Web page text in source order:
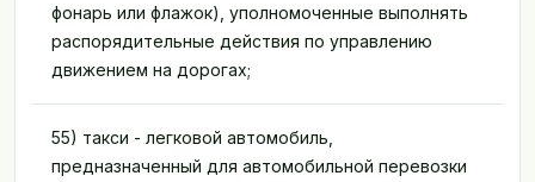
фонарь или флажок), уполномоченные выполнять
распорядительные действия по управлению
движением на дорогах;
55) такси - легковой автомобиль,
предназначенный для автомобильной перевозки